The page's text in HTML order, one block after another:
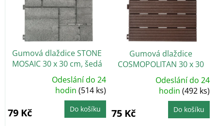
Gumová dlaždice STONE
MOSAIC 30 x 30 cm, šedá
5,0
z
5
Odeslání do 24
hodin(514 ks)
79 Kč Do košíku
Gumová dlaždice
COSMOPOLITAN 30 x 30
cm, hnědá
5,0
z
5
Odeslání do 24
hodin(492 ks)
75 Kč Do košíku